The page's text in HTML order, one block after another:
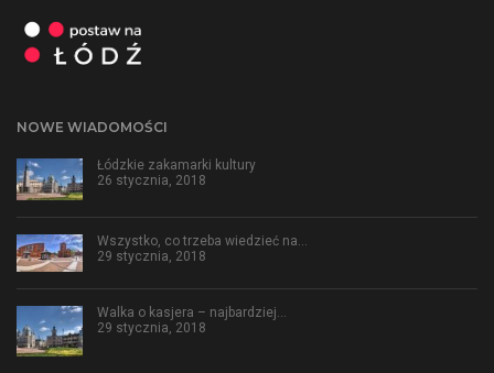
NOWE WIADOMOŚCI
Łódzkie zakamarki kultury
26 stycznia, 2018
Wszystko, co trzeba wiedzieć na…
29 stycznia, 2018
Walka o kasjera – najbardziej…
29 stycznia, 2018